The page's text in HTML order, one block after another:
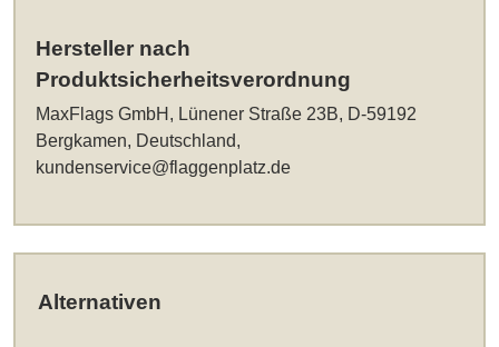
Hersteller nach
Produktsicherheitsverordnung
MaxFlags GmbH, Lünener Straße 23B, D-59192
Bergkamen, Deutschland,
kundenservice@flaggenplatz.de
Alternativen